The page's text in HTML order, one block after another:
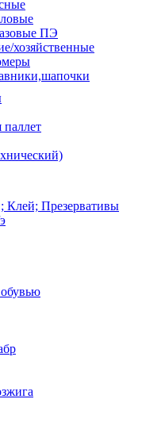
ПЭ
хозяйственные
Клей; Презервативы
обувью